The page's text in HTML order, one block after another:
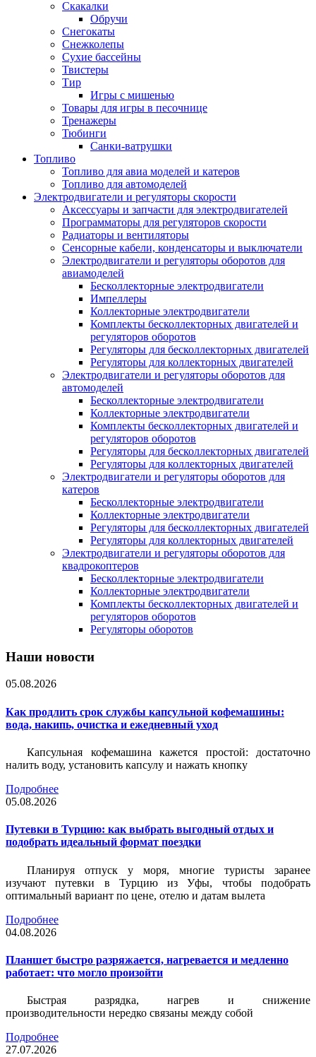
Скакалки
Обручи
Снегокаты
Снежколепы
Сухие бассейны
Твистеры
Тир
Игры с мишенью
Товары для игры в песочнице
Тренажеры
Тюбинги
Санки-ватрушки
Топливо
Топливо для авиа моделей и катеров
Топливо для автомоделей
Электродвигатели и регуляторы скорости
Аксессуары и запчасти для электродвигателей
Программаторы для регуляторов скорости
Радиаторы и вентиляторы
Сенсорные кабели, конденсаторы и выключатели
Электродвигатели и регуляторы оборотов для
авиамоделей
Бесколлекторные электродвигатели
Импеллеры
Коллекторные электродвигатели
Комплекты бесколлекторных двигателей и
регуляторов оборотов
Регуляторы для бесколлекторных двигателей
Регуляторы для коллекторных двигателей
Электродвигатели и регуляторы оборотов для
автомоделей
Бесколлекторные электродвигатели
Коллекторные электродвигатели
Комплекты бесколлекторных двигателей и
регуляторов оборотов
Регуляторы для бесколлекторных двигателей
Регуляторы для коллекторных двигателей
Электродвигатели и регуляторы оборотов для
катеров
Бесколлекторные электродвигатели
Коллекторные электродвигатели
Регуляторы для бесколлекторных двигателей
Регуляторы для коллекторных двигателей
Электродвигатели и регуляторы оборотов для
квадрокоптеров
Бесколлекторные электродвигатели
Коллекторные электродвигатели
Комплекты бесколлекторных двигателей и
регуляторов оборотов
Регуляторы оборотов
Наши новости
05.08.2026
Как продлить срок службы капсульной кофемашины:
вода, накипь, очистка и ежедневный уход
Капсульная кофемашина кажется простой: достаточно
налить воду, установить капсулу и нажать кнопку
Подробнее
05.08.2026
Путевки в Турцию: как выбрать выгодный отдых и
подобрать идеальный формат поездки
Планируя отпуск у моря, многие туристы заранее
изучают путевки в Турцию из Уфы, чтобы подобрать
оптимальный вариант по цене, отелю и датам вылета
Подробнее
04.08.2026
Планшет быстро разряжается, нагревается и медленно
работает: что могло произойти
Быстрая разрядка, нагрев и снижение
производительности нередко связаны между собой
Подробнее
27.07.2026